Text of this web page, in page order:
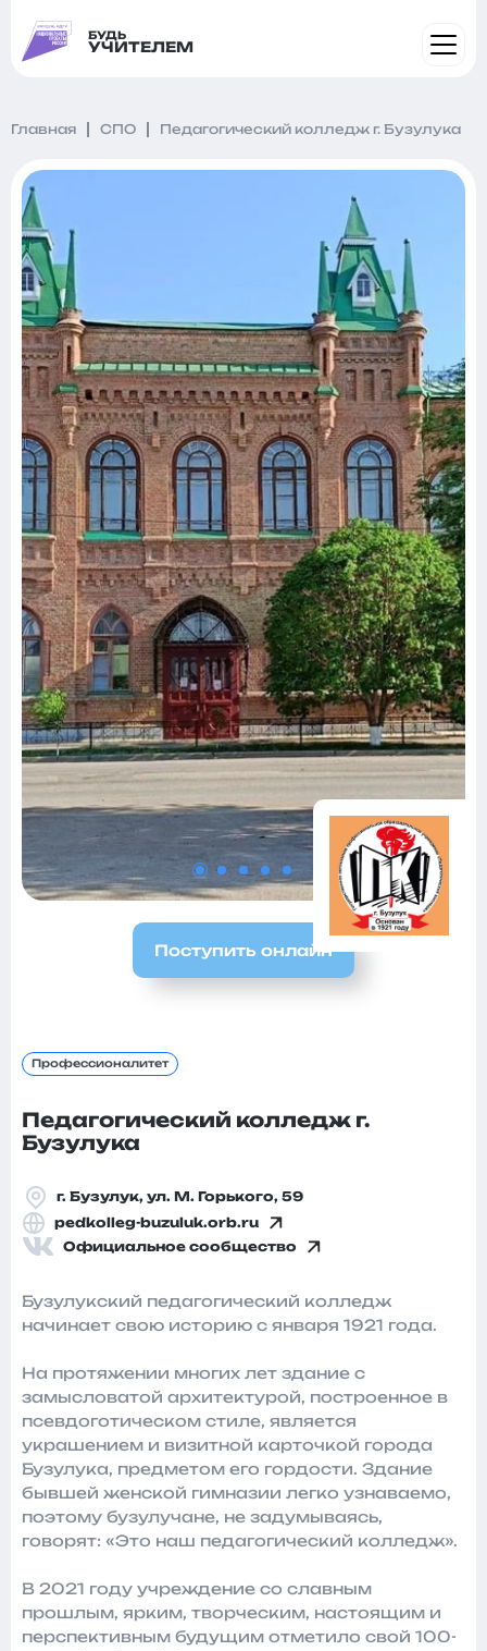
БУДЬ
УЧИТЕЛЕМ
Главная СПО Педагогический колледж г. Бузулука
Поступить онлайн
Профессионалитет
Педагогический колледж г.
Бузулука
г. Бузулук, ул. М. Горького, 59
pedkolleg-buzuluk.orb.ru
Официальное сообщество
Бузулукский педагогический колледж
начинает свою историю с января 1921 года.
На протяжении многих лет здание с
замысловатой архитектурой, построенное в
псевдоготическом стиле, является
украшением и визитной карточкой города
Бузулука, предметом его гордости. Здание
бывшей женской гимназии легко узнаваемо,
поэтому бузулучане, не задумываясь,
говорят: «Это наш педагогический колледж».
В 2021 году учреждение со славным
прошлым, ярким, творческим, настоящим и
перспективным будущим отметило свой 100-